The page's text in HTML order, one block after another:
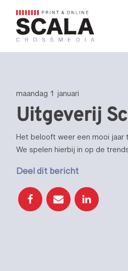
maandag 1 januari
Uitgeverij
Het belooft weer een mooi jaar
We spelen hierbij in op de
Deel dit bericht